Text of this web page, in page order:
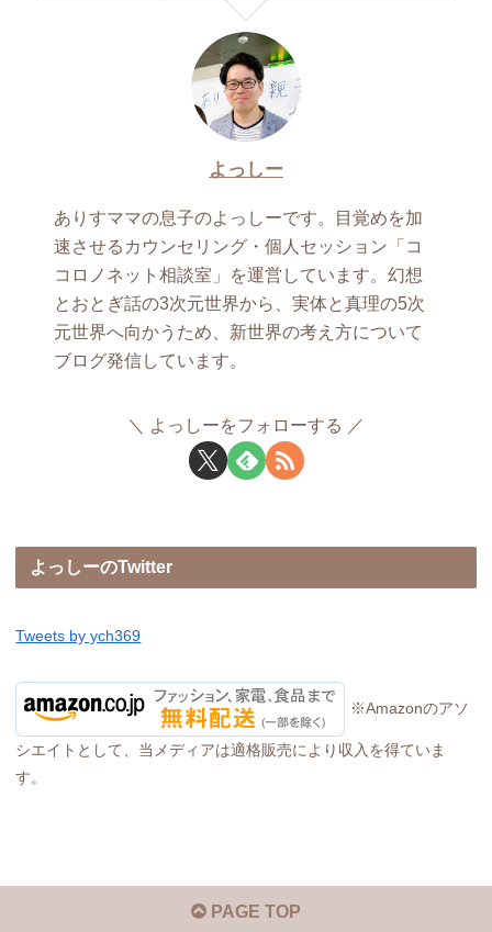
よっしー
ありすママの息子のよっしーです。目覚めを加
速させるカウンセリング・個人セッション「コ
コロノネット相談室」を運営しています。幻想
とおとぎ話の3次元世界から、実体と真理の5次
元世界へ向かうため、新世界の考え方について
ブログ発信しています。
よっしーをフォローする
よっしーのTwitter
Tweets by ych369
※Amazonのアソ
シエイトとして、当メディアは適格販売により収入を得ていま
す。
PAGE TOP